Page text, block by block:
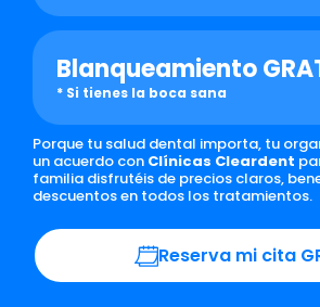
Blanqueamiento
* Si tienes la boca sana
Porque tu salud dental importa, tu
un acuerdo con Clínicas Cleardent
familia disfrutéis de precios claros,
descuentos en todos los tratamientos.
Reserva mi cita